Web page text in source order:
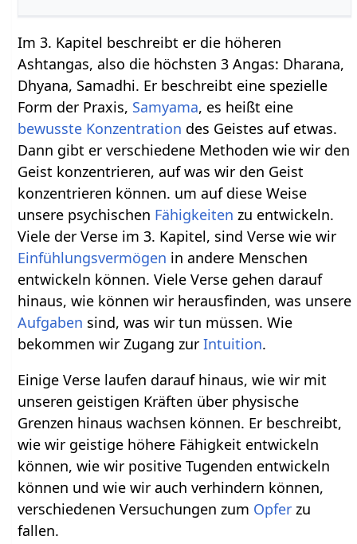
Im 3. Kapitel beschreibt er die höheren
Ashtangas, also die höchsten 3 Angas: Dharana,
Dhyana, Samadhi. Er beschreibt eine spezielle
Form der Praxis, Samyama, es heißt eine
bewusste Konzentration des Geistes auf etwas.
Dann gibt er verschiedene Methoden wie wir den
Geist konzentrieren, auf was wir den Geist
konzentrieren können. um auf diese Weise
unsere psychischen Fähigkeiten zu entwickeln.
Viele der Verse im 3. Kapitel, sind Verse wie wir
Einfühlungsvermögen in andere Menschen
entwickeln können. Viele Verse gehen darauf
hinaus, wie können wir herausfinden, was unsere
Aufgaben sind, was wir tun müssen. Wie
bekommen wir Zugang zurIntuition.
Einige Verse laufen darauf hinaus, wie wir mit
unseren geistigen Kräften über physische
Grenzen hinaus wachsen können. Er beschreibt,
wie wir geistige höhere Fähigkeit entwickeln
können, wie wir positive Tugenden entwickeln
können und wie wir auch verhindern können,
verschiedenen Versuchungen zum Opfer zu
fallen.